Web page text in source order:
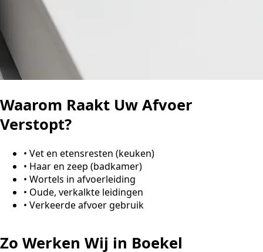
Waarom Raakt Uw Afvoer
Verstopt?
• Vet en etensresten (keuken)
• Haar en zeep (badkamer)
• Wortels in afvoerleiding
• Oude, verkalkte leidingen
• Verkeerde afvoer gebruik
Zo Werken Wij in Boekel